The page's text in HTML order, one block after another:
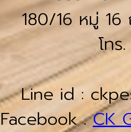
180/16 หมู่ 16
โท
Line id :
Facebook .CK